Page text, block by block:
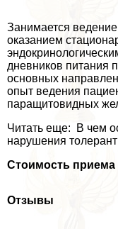
Занимается
оказанием
дневников питания
основных
опыт ведения
паращитовидных
Читать еще: В чем
нарушения
Стоимость приема
Отзывы